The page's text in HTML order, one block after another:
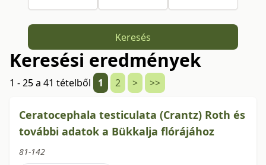
Keresés
Keresési eredmények
1 - 25 a 41 tételből 1 2 > >>
Ceratocephala testiculata (Crantz) Roth és
további adatok a Bükkalja flórájához
81-142